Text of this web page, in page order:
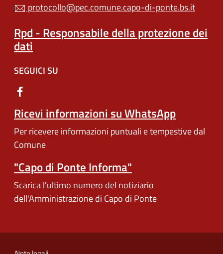
protocollo@pec.comune.capo-di-ponte.bs.it
Rpd - Responsabile della protezione dei
dati
SEGUICI SU
Ricevi informazioni su WhatsApp
Per ricevere informazioni puntuali e tempestive dal
Comune
"Capo di Ponte Informa"
Scarica l'ultimo numero del notiziario
dell'Amministrazione di Capo di Ponte